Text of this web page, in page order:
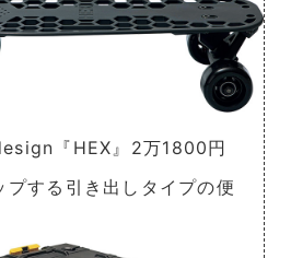
『HEX』2万1800円
プする引き出しタイプの便